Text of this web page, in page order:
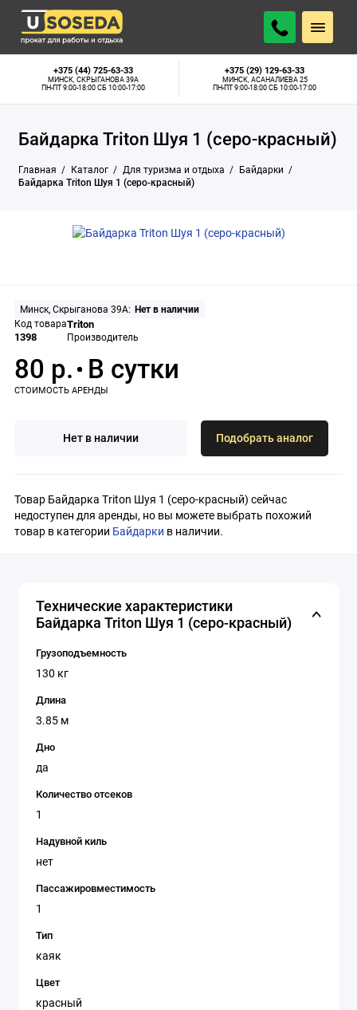
+375 (44) 725-63-33
МИНСК, СКРЫГАНОВА 39А
ПН-ПТ 9:00-18:00 СБ 10:00-17:00
+375 (29) 129-63-33
МИНСК, АСАНАЛИЕВА 25
ПН-ПТ 9:00-18:00 СБ 10:00-17:00
Байдарка Triton Шуя 1 (серо-красный)
Главная Каталог Для туризма и отдыха
Байдарки
Байдарка Triton Шуя 1 (серо-красный)
Минск, Скрыганова 39А: Нет в наличии
Код товара
1398
Triton
Производитель
80 р.
Нет в наличии Подобрать аналог
Товар Байдарка Triton Шуя 1 (серо-красный) сейчас
недоступен для аренды, но вы можете выбрать похожий
товар в категории Байдарки в наличии.
Технические характеристики
Байдарка Triton Шуя 1 (серо-красный)
Грузоподъемность
130 кг
Длина
3.85 м
Дно
да
Количество отсеков
1
Надувной киль
нет
Пассажировместимость
1
Тип
каяк
Цвет
красный
Минск, Скрыганова 39А: Нет в наличии ПОДОБРАТЬ АНАЛОГ